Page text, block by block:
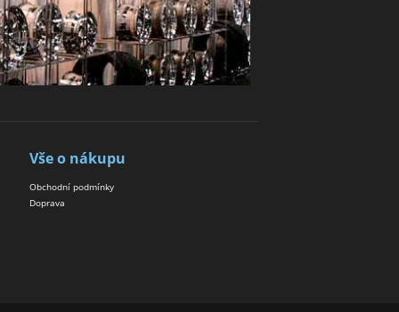
Vše o nákupu
Obchodní podmínky
Doprava